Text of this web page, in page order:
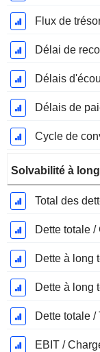
Délais de
Solvabilité à
Total des
Dette totale /
Dette à long
Dette à long
Dette totale /
EBIT /